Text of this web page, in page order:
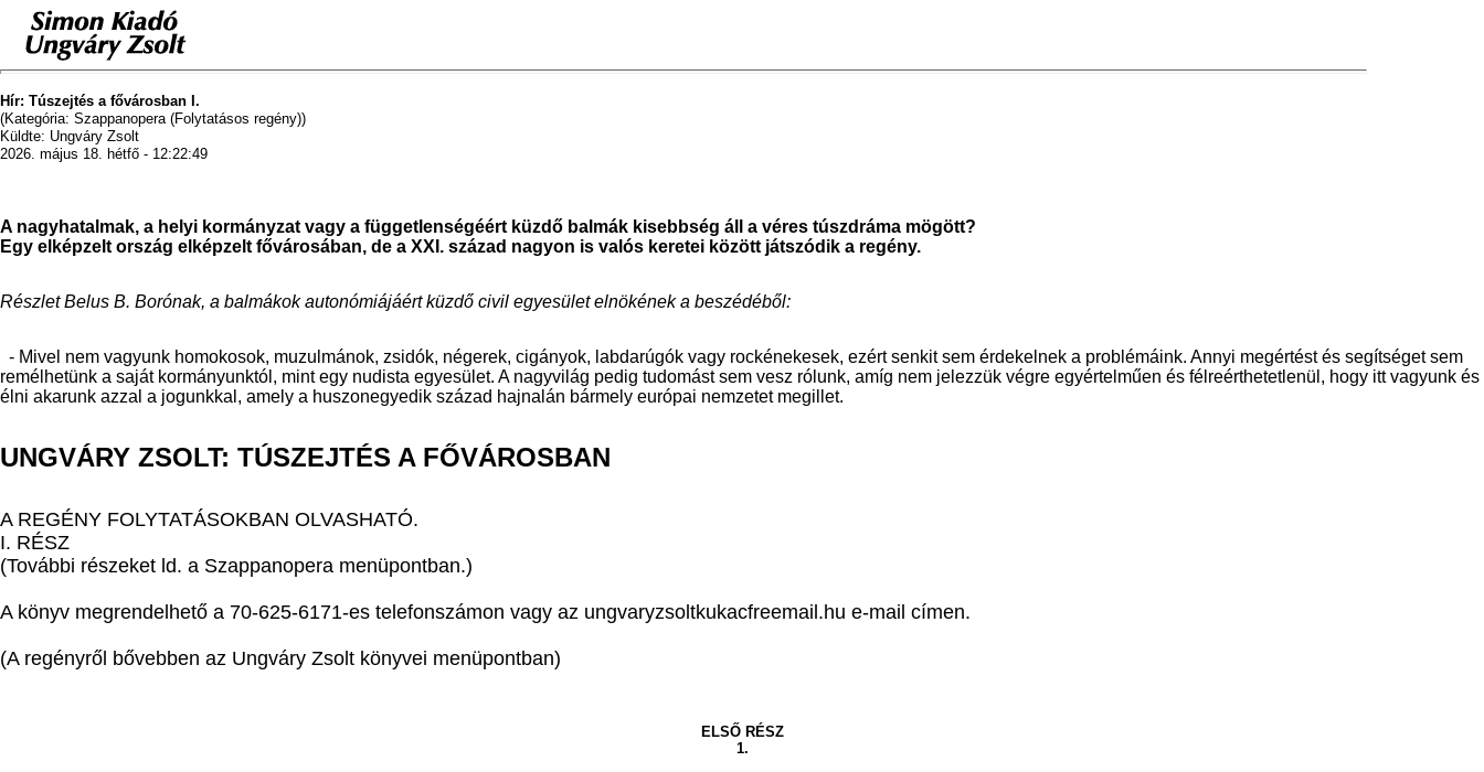
Hír: Túszejtés a fővárosban I.
(Kategória: Szappanopera (Folytatásos regény))
Küldte: Ungváry Zsolt
2026. május 18. hétfő - 12:22:49
A nagyhatalmak, a helyi kormányzat vagy a függetlenségéért küzdő balmák kisebbség áll a véres túszdráma mögött?
Egy elképzelt ország elképzelt fővárosában, de a XXI. század nagyon is valós keretei között játszódik a regény.
Részlet Belus B. Borónak, a balmákok autonómiájáért küzdő civil egyesület elnökének a beszédéből:
- Mivel nem vagyunk homokosok, muzulmánok, zsidók, négerek, cigányok, labdarúgók vagy rockénekesek, ezért senkit sem érdekelnek a problémáink. Annyi megértést és segítséget sem
remélhetünk a saját kormányunktól, mint egy nudista egyesület. A nagyvilág pedig tudomást sem vesz rólunk, amíg nem jelezzük végre egyértelműen és félreérthetetlenül, hogy itt vagyunk és
élni akarunk azzal a jogunkkal, amely a huszonegyedik század hajnalán bármely európai nemzetet megillet.
UNGVÁRY ZSOLT: TÚSZEJTÉS A FŐVÁROSBAN
A REGÉNY FOLYTATÁSOKBAN OLVASHATÓ.
I. RÉSZ
(További részeket ld. a Szappanopera menüpontban.)
A könyv megrendelhető a 70-625-6171-es telefonszámon vagy az ungvaryzsoltkukacfreemail.hu e-mail címen.
(A regényről bővebben az Ungváry Zsolt könyvei menüpontban)
ELSŐ RÉSZ
1.